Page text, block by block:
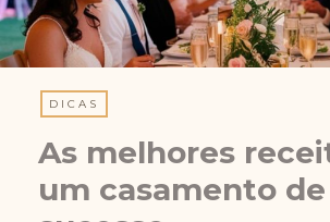
DICAS
As melhores
um casamento de